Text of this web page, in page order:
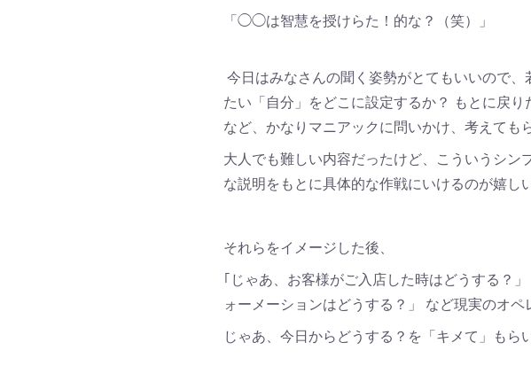
「◯◯は智慧を授けらた！的な？（笑）」
今日はみなさんの聞く姿勢がとてもいいので
たい「自分」をどこに設定するか？ もとに戻
など、かなりマニアックに問いかけ、考えても
大人でも難しい内容だったけど、こういうシ
な説明をもとに具体的な作戦にいけるのが嬉しい
それらをイメージした後、
｢じゃあ、お客様がご入店した時はどうする？
ォーメーションはどうする？」 など現実のオ
じゃあ、今日からどうする？を「キメて」もら